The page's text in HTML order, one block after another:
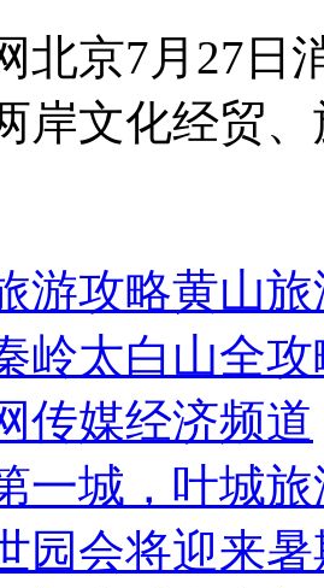
北京7月27日
岸文化经贸
游攻略黄山
岭太白山全
传媒经济频道
一城，叶城
园会将迎来